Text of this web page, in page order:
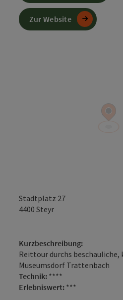
Stadtplatz 27
4400 Steyr
Kurzbeschreibung:
Reittour durchs
Museumsdorf Trattenbach
Technik: ****
Erlebniswert: ***
Zur Website